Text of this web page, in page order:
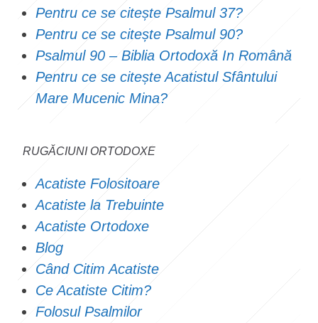
Pentru ce se citește Psalmul 37?
Pentru ce se citește Psalmul 90?
Psalmul 90 – Biblia Ortodoxă In Română
Pentru ce se citește Acatistul Sfântului
Mare Mucenic Mina?
RUGĂCIUNI ORTODOXE
Acatiste Folositoare
Acatiste la Trebuinte
Acatiste Ortodoxe
Blog
Când Citim Acatiste
Ce Acatiste Citim?
Folosul Psalmilor